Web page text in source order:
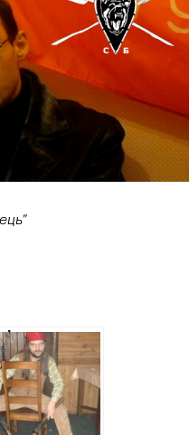
тюрми –
для
який
позиції
ППО